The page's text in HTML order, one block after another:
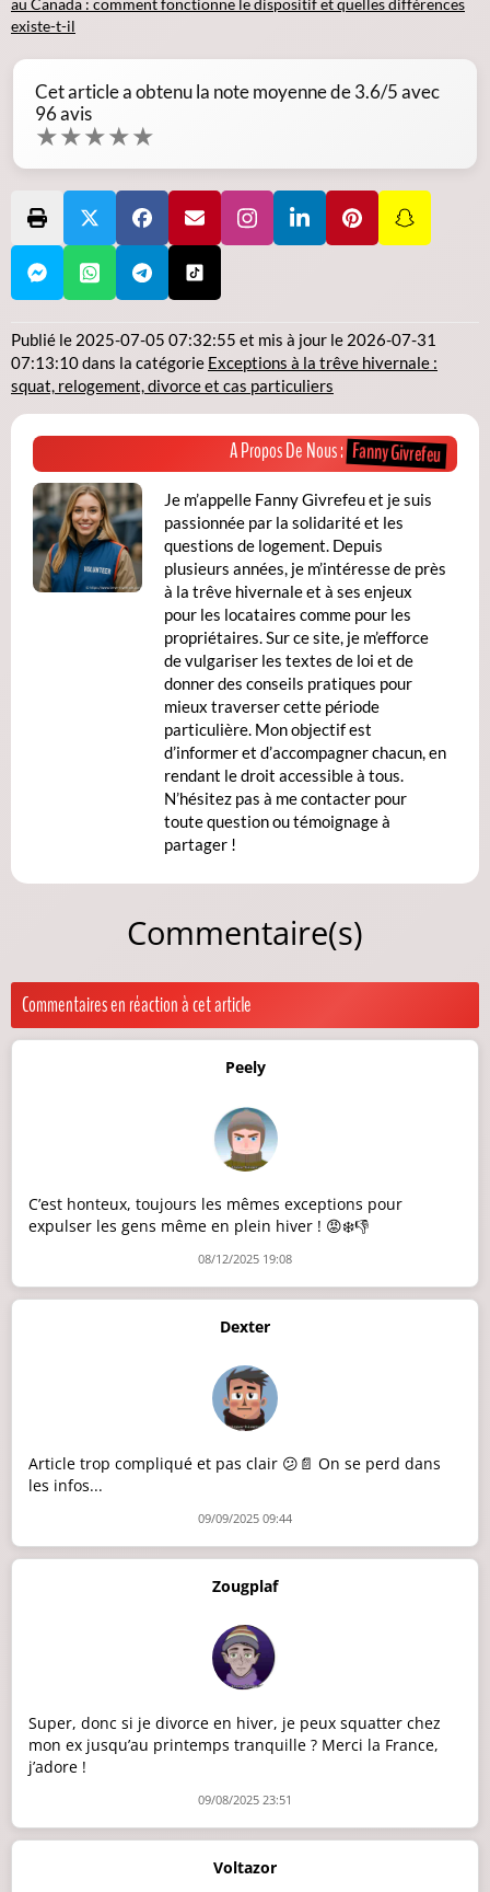
au Canada : comment fonctionne le dispositif et quelles différences
existe-t-il
Cet article a obtenu la note moyenne de3.6/5 avec
96avis
★★★★★
Publié le 2025-07-05 07:32:55 et mis à jour le 2026-07-31
07:13:10dans la catégorie Exceptions à la trêve hivernale :
squat, relogement, divorce et cas particuliers
A Propos De Nous :Fanny Givrefeu
Je m’appelle Fanny Givrefeu et je suis
passionnée par la solidarité et les
questions de logement. Depuis
plusieurs années, je m’intéresse de près
à la trêve hivernale et à ses enjeux
pour les locataires comme pour les
propriétaires. Sur ce site, je m’efforce
de vulgariser les textes de loi et de
donner des conseils pratiques pour
mieux traverser cette période
particulière. Mon objectif est
d’informer et d’accompagner chacun, en
rendant le droit accessible à tous.
N’hésitez pas à me contacter pour
toute question ou témoignage à
partager !
Commentaire(s)
Commentaires en réaction à cet article
Peely
C’est honteux, toujours les mêmes exceptions pour
expulser les gens même en plein hiver ! 😡❄️👎
08/12/2025 19:08
Dexter
Article trop compliqué et pas clair 😕📄 On se perd dans
les infos...
09/09/2025 09:44
Zougplaf
Super, donc si je divorce en hiver, je peux squatter chez
mon ex jusqu’au printemps tranquille ? Merci la France,
j’adore !
09/08/2025 23:51
Voltazor